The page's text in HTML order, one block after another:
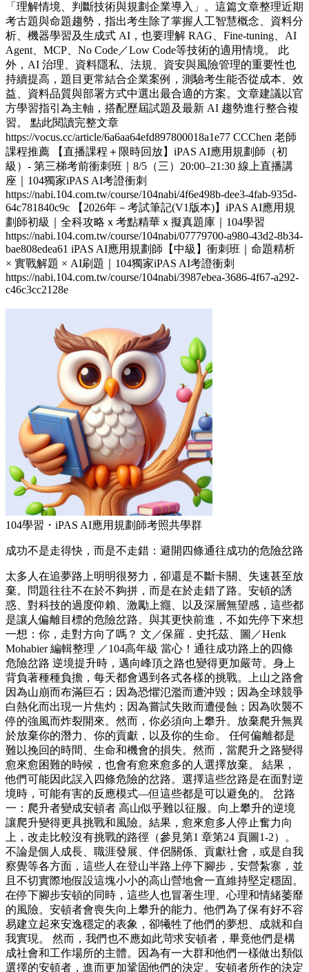
「理解情境、判斷技術與規劃企業導入」。這篇文章整理近期
考古題與命題趨勢，指出考生除了掌握人工智慧概念、資料分
析、機器學習及生成式 AI，也要理解 RAG、Fine-tuning、AI
Agent、MCP、No Code／Low Code等技術的適用情境。 此
外，AI 治理、資料隱私、法規、資安與風險管理的重要性也
持續提高，題目更常結合企業案例，測驗考生能否從成本、效
益、資料品質與部署方式中選出最合適的方案。文章建議以官
方學習指引為主軸，搭配歷屆試題及最新 AI 趨勢進行整合複
習。 點此閱讀完整文章
https://vocus.cc/article/6a6aa64efd897800018a1e77 CCChen 老師
課程推薦 【直播課程＋限時回放】iPAS AI應用規劃師（初
級）- 第三梯考前衝刺班｜8/5（三）20:00–21:30 線上直播講
座｜104獨家iPAS AI考證衝刺
https://nabi.104.com.tw/course/104nabi/4f6e498b-dee3-4fab-935d-
64c781840c9c 【2026年－考試筆記(V1版本)】iPAS AI應用規
劃師初級｜全科攻略ｘ考點精華ｘ擬真題庫｜104學習
https://nabi.104.com.tw/course/104nabi/07779700-a980-43d2-8b34-
bae808edea61 iPAS AI應用規劃師【中級】衝刺班｜命題精析
× 實戰解題 × AI刷題​｜104獨家iPAS AI考證衝刺
https://nabi.104.com.tw/course/104nabi/3987ebea-3686-4f67-a292-
c46c3cc2128e
104學習・iPAS AI應用規劃師考照共學群
成功不是走得快，而是不走錯：避開四條通往成功的危險岔路
太多人在追夢路上明明很努力，卻還是不斷卡關、失速甚至放
棄。問題往往不在於不夠拼，而是在於走錯了路。安頓的誘
惑、對科技的過度仰賴、激勵上癮、以及深層無望感，這些都
是讓人偏離目標的危險岔路。與其更快前進，不如先停下來想
一想：你，走對方向了嗎？ 文／保羅．史托茲、圖／Henk
Mohabier 編輯整理 ／104高年級 當心！通往成功路上的四條
危險岔路 逆境提升時，邁向峰頂之路也變得更加嚴苛。身上
背負著種種負擔，每天都會遇到各式各樣的挑戰。上山之路會
因為山崩而布滿巨石；因為恐懼氾濫而遭沖毀；因為全球競爭
白熱化而出現一片焦灼；因為嘗試失敗而遭侵蝕；因為吹襲不
停的強風而炸裂開來。然而，你必須向上攀升。放棄爬升無異
於放棄你的潛力、你的貢獻，以及你的生命。 任何偏離都是
難以挽回的時間、生命和機會的損失。然而，當爬升之路變得
愈來愈困難的時候，也會有愈來愈多的人選擇放棄。 結果，
他們可能因此誤入四條危險的岔路。選擇這些岔路是在面對逆
境時，可能有害的反應模式—但這些都是可以避免的。 岔路
一：爬升者變成安頓者 高山似乎難以征服。向上攀升的逆境
讓爬升變得更具挑戰和風險。結果，愈來愈多人停止奮力向
上，改走比較沒有挑戰的路徑（參見第1 章第24 頁圖1-2）。
不論是個人成長、職涯發展、伴侶關係、貢獻社會，或是自我
察覺等各方面，這些人在登山半路上停下腳步，安營紮寨，並
且不切實際地假設這塊小小的高山營地會一直維持堅定穩固。
在停下腳步安頓的同時，這些人也冒著生理、心理和情緒萎靡
的風險。安頓者會喪失向上攀升的能力。他們為了保有好不容
易建立起來安逸穩定的表象，卻犧牲了他們的夢想、成就和自
我實現。 然而，我們也不應如此苛求安頓者，畢竟他們是構
成社會和工作場所的主體。因為有一大群和他們一樣做出類似
選擇的安頓者，進而更加鞏固他們的決定。安頓者所作的決定